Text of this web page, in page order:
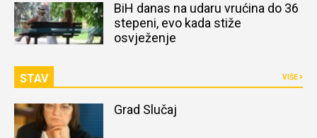
BiH danas na udaru vrućina do 36
stepeni, evo kada stiže
osvježenje
STAV VIŠE
Grad Slučaj